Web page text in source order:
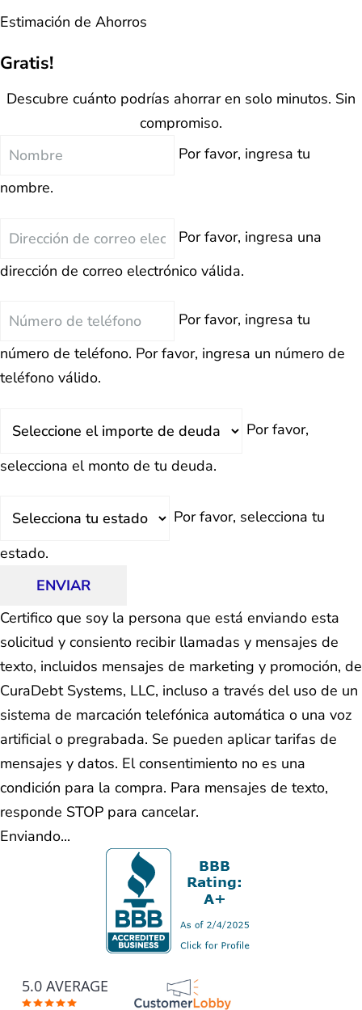
Estimación de Ahorros
Gratis!
Descubre cuánto podrías ahorrar en solo minutos. Sin
compromiso.
Nombre
Por favor, ingresa tu
nombre.
Correo
Por favor, ingresa una
dirección de correo electrónico válida.
Teléfono
Por favor, ingresa tu
número de teléfono. Por favor, ingresa un número de
teléfono válido.
Por favor,
selecciona el monto de tu deuda.
Por favor, selecciona tu
estado.
ENVIAR
Certifico que soy la persona que está enviando esta
solicitud y consiento recibir llamadas y mensajes de
texto, incluidos mensajes de marketing y promoción, de
CuraDebt Systems, LLC, incluso a través del uso de un
sistema de marcación telefónica automática o una voz
artificial o pregrabada. Se pueden aplicar tarifas de
mensajes y datos. El consentimiento no es una
condición para la compra. Para mensajes de texto,
responde STOP para cancelar.
Enviando...
5.0 AVERAGE